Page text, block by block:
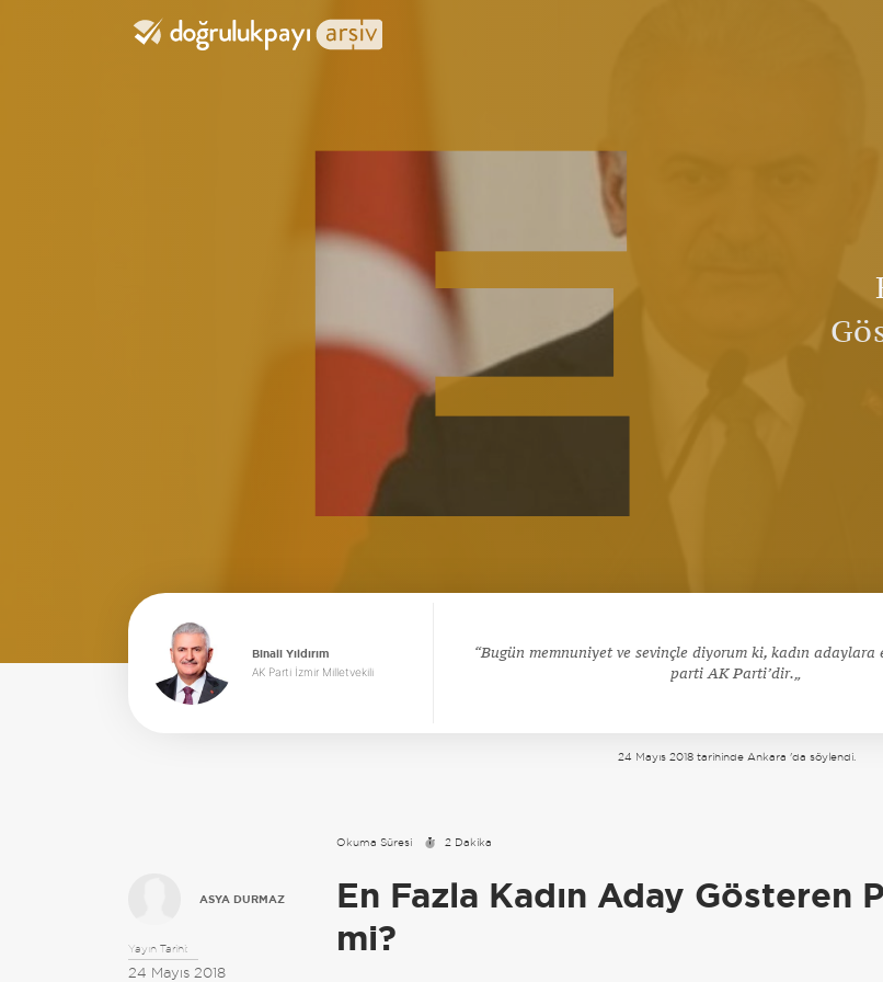
E
Binali Yıldırım
AK Parti İzmir Milletvekili
Bugün memnuniyet ve sevinçle diyorum ki, kadın adaylara
parti AK Parti’dir.
24 Mayıs 2018 tarihinde Ankara 'da söylendi.
Okuma Süresi 2 Dakika
ASYA DURMAZ
Yayın Tarihi:
24 Mayıs 2018
En Fazla Kadın Aday Gösteren
mi?